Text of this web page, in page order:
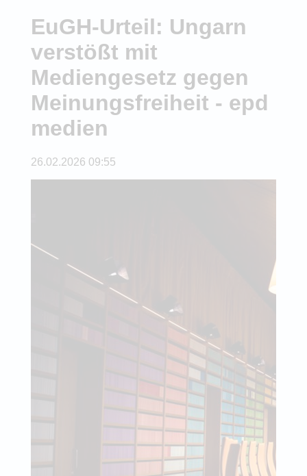
EuGH-Urteil: Ungarn
verstößt mit
Mediengesetz gegen
Meinungsfreiheit - epd
medien
26.02.2026 09:55